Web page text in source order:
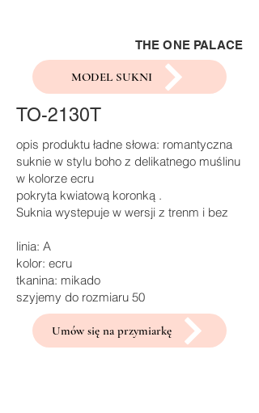
THE ONE PALACE
MODEL SUKNI
TO-2130T
opis produktu ładne słowa: romantyczna
suknie w stylu boho z delikatnego muślinu
w kolorze ecru
pokryta kwiatową koronką .
Suknia wystepuje w wersji z trenm i bez
linia: A
kolor: ecru
tkanina: mikado
szyjemy do rozmiaru 50
Umów się na przymiarkę